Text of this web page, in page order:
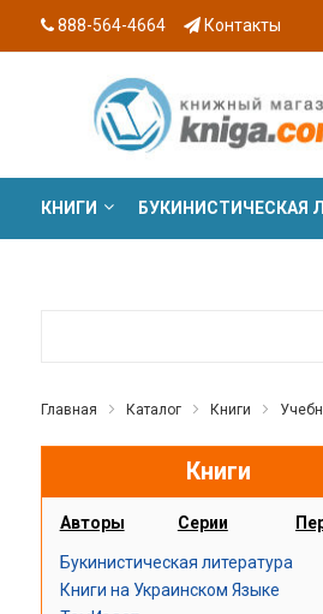
888-564-4664 Контакты
КНИГИ БУКИНИСТИЧЕСКАЯ
Главная Каталог Книги
Книги
Авторы Серии
Букинистическая литература
Книги на Украинском Языке